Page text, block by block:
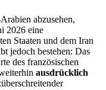
abzusehen,
2026 eine
Staaten und dem Iran
jedoch bestehen: Das
des französischen
ausdrücklich